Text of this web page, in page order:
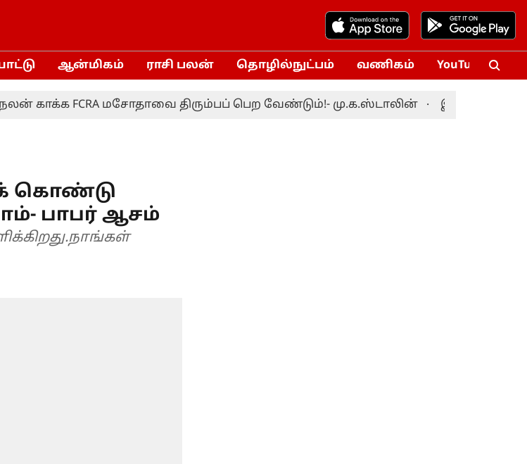
ஆன்மிகம் ராசி பலன் தொழில்நுட்பம் வணிகம் YouTube
FCRA மசோதாவை திரும்பப் பெற வேண்டும்!- மு.க.ஸ்டாலின் இலங்கைக்கு
கொண்டு
பாபர் ஆசம்